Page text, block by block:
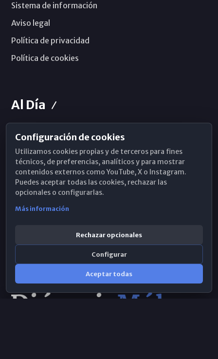
Sistema de información
Aviso legal
Política de privacidad
Política de cookies
Al Día
Horarios de Misa
Hemeroteca
WhatsApp
Configuración de cookies
Utilizamos cookies propias y de terceros para fines
técnicos, de preferencias, analíticos y para mostrar
contenidos externos como YouTube, X o Instagram.
Puedes aceptar todas las cookies, rechazar las
opcionales o configurarlas.
Más información
Rechazar opcionales
Configurar
Aceptar todas